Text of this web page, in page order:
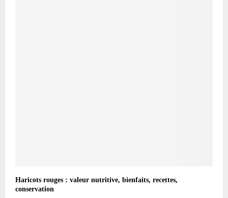
Haricots rouges : valeur nutritive, bienfaits, recettes,
conservation